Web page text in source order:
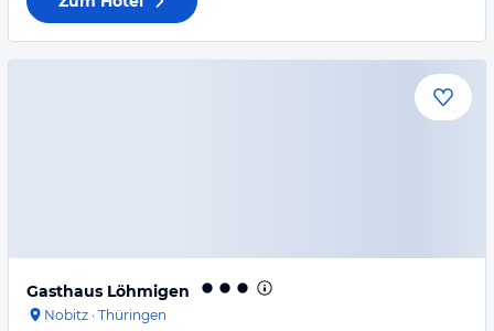
Gasthaus Löhmigen
Nobitz · Thüringen